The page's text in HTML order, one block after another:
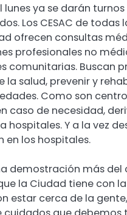
lunes ya se darán turnos
Los CESAC de todas
ofrecen consultas
profesionales no
comunitarias. Buscan
la salud, prevenir y
Como son
caso de necesidad,
hospitales. Y a la vez
en los hospitales.
demostración más
la Ciudad tiene con
estar cerca de la